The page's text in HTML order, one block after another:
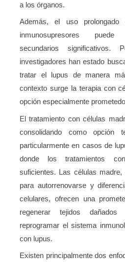
a los órganos.
Además, el uso prolongado
inmunosupresores
secundarios
investigadores han estado
tratar el lupus de manera
contexto surge la terapia con
opción especialmente
El tratamiento con células
consolidando como opción
particularmente en casos de
donde los tratamientos
suficientes. Las células
para autorrenovarse y
celulares, ofrecen una
regenerar tejidos
reprogramar el sistema
con lupus.
Existen principalmente dos